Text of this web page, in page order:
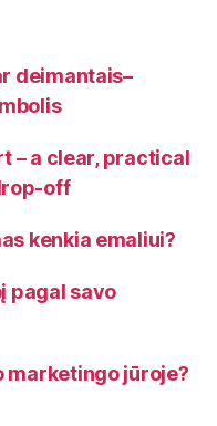
deimantais–
– a clear, practical
off
kenkia emaliui?
pagal savo
marketingo jūroje?